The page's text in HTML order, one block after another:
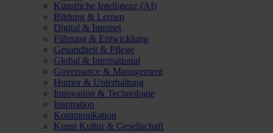
Künstliche Intelligenz (AI)
Bildung & Lernen
Digital & Internet
Führung & Entwicklung
Gesundheit & Pflege
Global & International
Governance & Management
Humor & Unterhaltung
Innovation & Technologie
Inspiration
Kommunikation
Kunst Kultur & Gesellschaft